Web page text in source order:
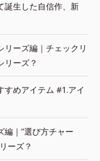
誕生した自信作、新
ーズ編｜チェックリ
リーズ？
すめアイテム #1.アイ
編｜”選び方チャー
ーズ？